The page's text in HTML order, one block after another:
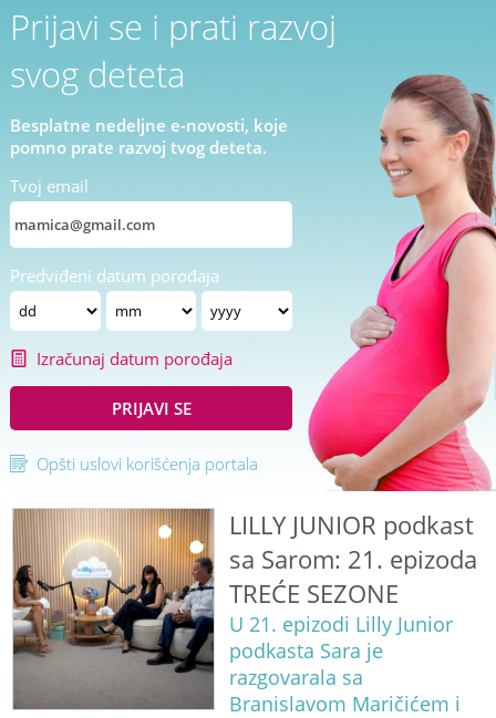
Prijavi se i prati razvoj
svog deteta
Besplatne nedeljne e-novosti, koje
pomno prate razvoj tvog deteta.
Tvoj email
Predviđeni datum porođaja
Izračunaj datum porođaja
PRIJAVI SE
Opšti uslovi korišćenja portala
LILLY JUNIOR podkast
sa Sarom: 21. epizoda
TREĆE SEZONE
U 21. epizodi Lilly Junior
podkasta Sara je
razgovarala sa
Branislavom Maričićem i